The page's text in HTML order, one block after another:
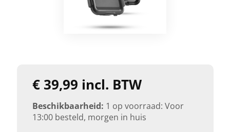
€ 39,99 incl. BTW
Beschikbaarheid: 1 op voorraad: Voor
13:00 besteld, morgen in huis